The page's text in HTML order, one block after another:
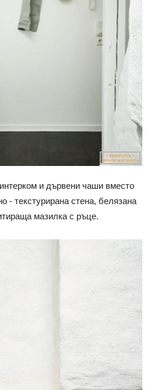
и дървени чаши вместо
- текстурирана стена, белязана
мазилка с ръце.